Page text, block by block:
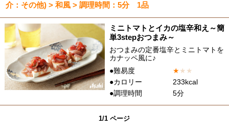
介：その他) > 和風 > 調理時間：5分 1品
ミニトマトとイカの塩辛和え～簡
単3stepおつまみ～
おつまみの定番塩辛とミニトマトを
カナッペ風に♪
●難易度
★★ ★
●カロリー
233kcal
●調理時間
5分
1/1 ページ